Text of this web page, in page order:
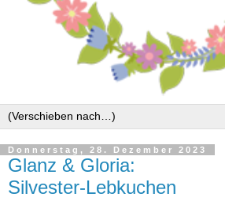
Donnerstag, 28. Dezember 2023
Glanz & Gloria:
Silvester-Lebkuchen